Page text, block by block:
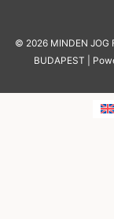
© 2026 MINDEN JOG
BUDAPEST |